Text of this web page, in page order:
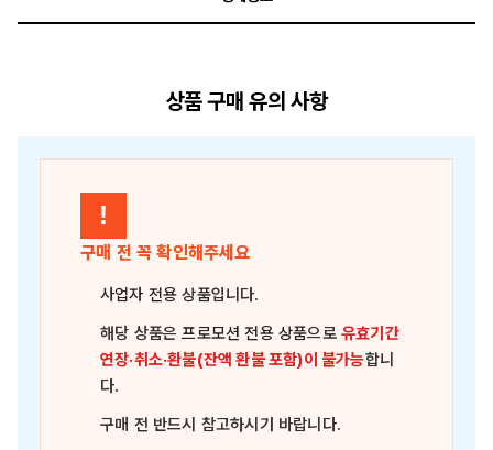
상품 구매 유의 사항
!
구매 전 꼭 확인해주세요
사업자 전용 상품입니다.
해당 상품은프로모션 전용 상품으로유효기간
연장·취소·환불(잔액 환불 포함)이 불가능합니
다.
구매 전 반드시 참고하시기 바랍니다.